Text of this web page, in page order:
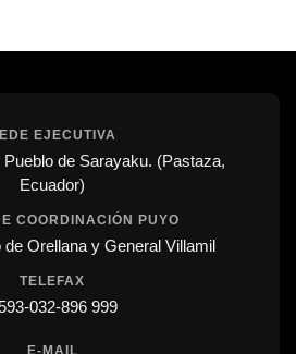
EJECUTIVA
de Sarayaku. (Pastaza,
Ecuador)
COORDINACIÓN PUYO
Orellana y General Villamil
TELEFAX
032-896 999
E-MAIL